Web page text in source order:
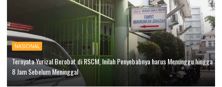
NASIONAL
Ternyata Yurizal Berobat di RSCM, Inilah Penyebabnya harus Menunggu hingga
8 Jam Sebelum Meninggal